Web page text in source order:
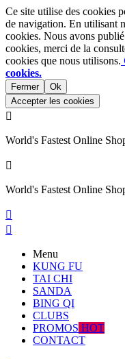
Ce site utilise des cookies
de navigation. En utilisant
cookies. Nous avons
cookies, merci de la
cookies que nous utilisons.
cookies.
Fermer
Ok
Accepter les cookies

World's Fastest Online

World's Fastest Online


Menu
KUNG FU
TAI CHI
SANDA
BING QI
CLUBS
PROMOS HOT
CONTACT